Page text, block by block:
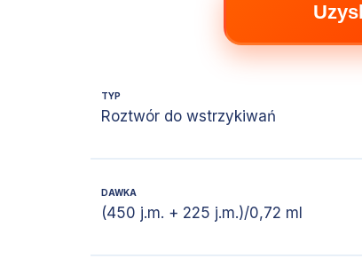
TYP
Roztwór do wstrzykiwań
DAWKA
(450 j.m. + 225 j.m.)/0,72 ml